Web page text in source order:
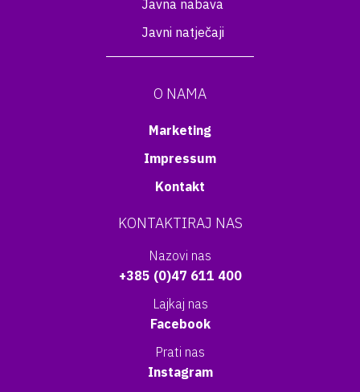
Javna nabava
Javni natječaji
O NAMA
Marketing
Impressum
Kontakt
KONTAKTIRAJ NAS
Nazovi nas
+385 (0)47 611 400
Lajkaj nas
Facebook
Prati nas
Instagram